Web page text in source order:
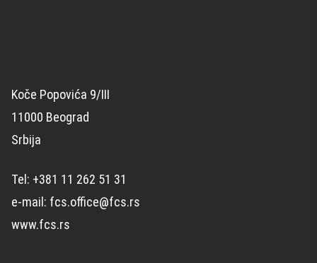
Koče Popovića 9/III
11000 Beograd
Srbija
Tel: +381 11 262 51 31
e-mail: fcs.office@fcs.rs
www.fcs.rs